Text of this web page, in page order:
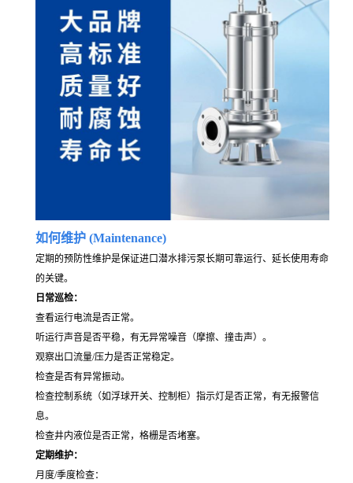
如何维护 (Maintenance)
定期的预防性维护是保证进口潜水排污泵长期可靠运行、延长使用寿命
的关键。
日常巡检：
查看运行电流是否正常。
听运行声音是否平稳，有无异常噪音（摩擦、撞击声）。
观察出口流量/压力是否正常稳定。
检查是否有异常振动。
检查控制系统（如浮球开关、控制柜）指示灯是否正常，有无报警信
息。
检查井内液位是否正常，格栅是否堵塞。
定期维护：
月度/季度检查：